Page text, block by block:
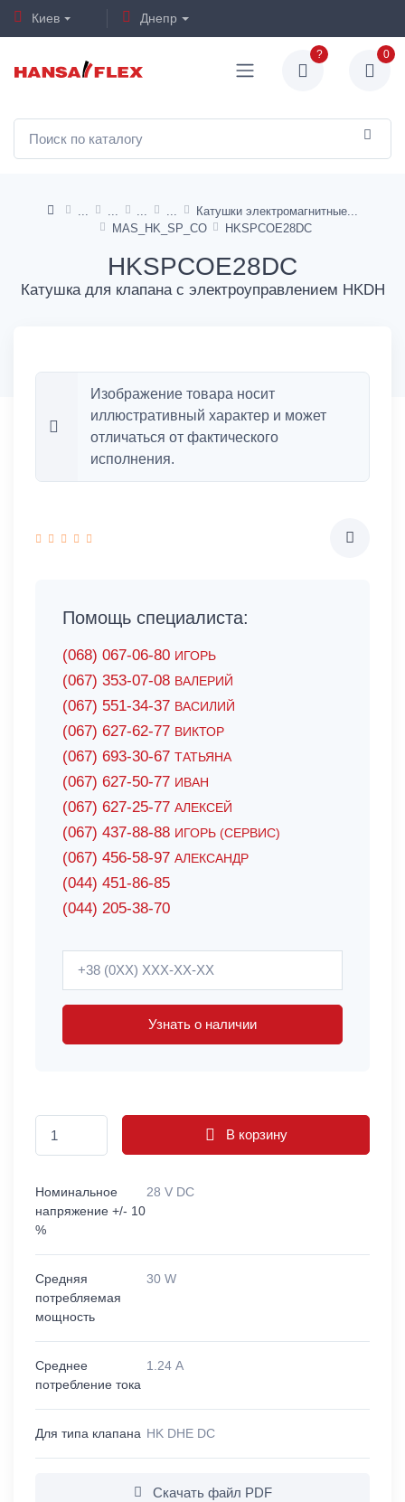
Киев Днепр
? 0
Катушки электромагнитные
MAS_HK_SP_CO
HKSPCOE28DC
HKSPCOE28DC
Катушка для клапана с электроуправлением HKDH
Изображение товара носит
иллюстративный характер и может
отличаться от фактического
исполнения.
Помощь специалиста:
(068) 067-06-80 ИГОРЬ
(067) 353-07-08 ВАЛЕРИЙ
(067) 551-34-37 ВАСИЛИЙ
(067) 627-62-77 ВИКТОР
(067) 693-30-67 ТАТЬЯНА
(067) 627-50-77 ИВАН
(067) 627-25-77 АЛЕКСЕЙ
(067) 437-88-88 ИГОРЬ (СЕРВИС)
(067) 456-58-97 АЛЕКСАНДР
(044) 451-86-85
(044) 205-38-70
Узнать о наличии
В корзину
Номинальное
напряжение +/- 10
%
28 V DC
Средняя
потребляемая
мощность
30 W
Среднее
потребление тока
1.24 A
Для типа клапана HK DHE DC
Скачать файл PDF